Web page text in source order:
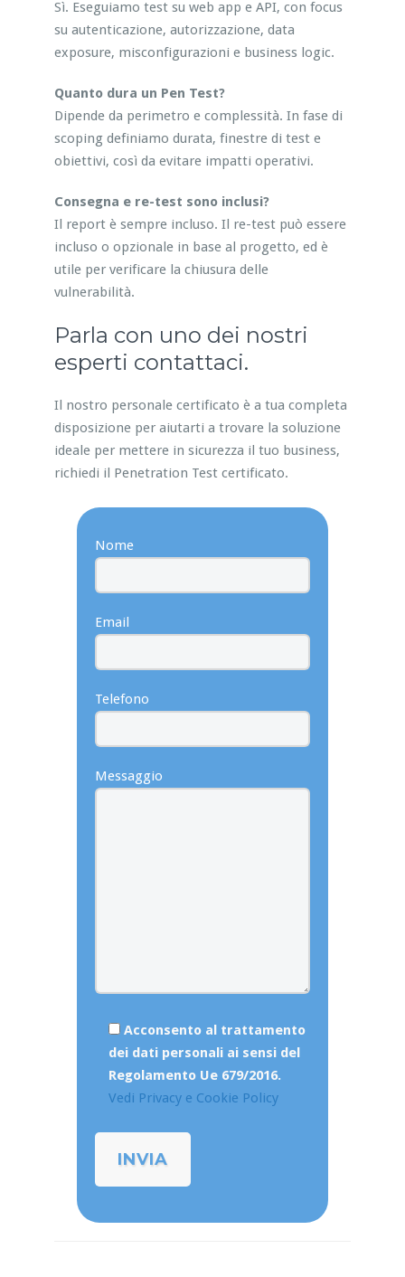
Sì. Eseguiamo test su web app e API, con focus
su autenticazione, autorizzazione, data
exposure, misconfigurazioni e business logic.
Quanto dura un Pen Test?
Dipende da perimetro e complessità. In fase di
scoping definiamo durata, finestre di test e
obiettivi, così da evitare impatti operativi.
Consegna e re-test sono inclusi?
Il report è sempre incluso. Il re-test può essere
incluso o opzionale in base al progetto, ed è
utile per verificare la chiusura delle
vulnerabilità.
Parla con uno dei nostri
esperti contattaci.
Il nostro personale certificato è a tua completa
disposizione per aiutarti a trovare la soluzione
ideale per mettere in sicurezza il tuo business,
richiedi il Penetration Test certificato.
Nome
Email
Telefono
Messaggio
Acconsento al trattamento
dei dati personali ai sensi del
Regolamento Ue 679/2016.
Vedi Privacy e Cookie Policy